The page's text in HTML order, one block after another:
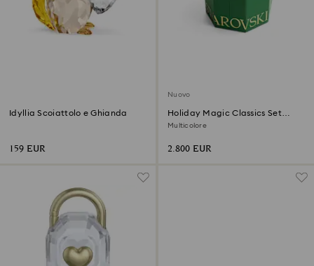
Idyllia Scoiattolo e Ghianda
159 EUR
Nuovo
Holiday Magic Classics Set
Decorazioni per Albero di
Multicolore
2.800 EUR